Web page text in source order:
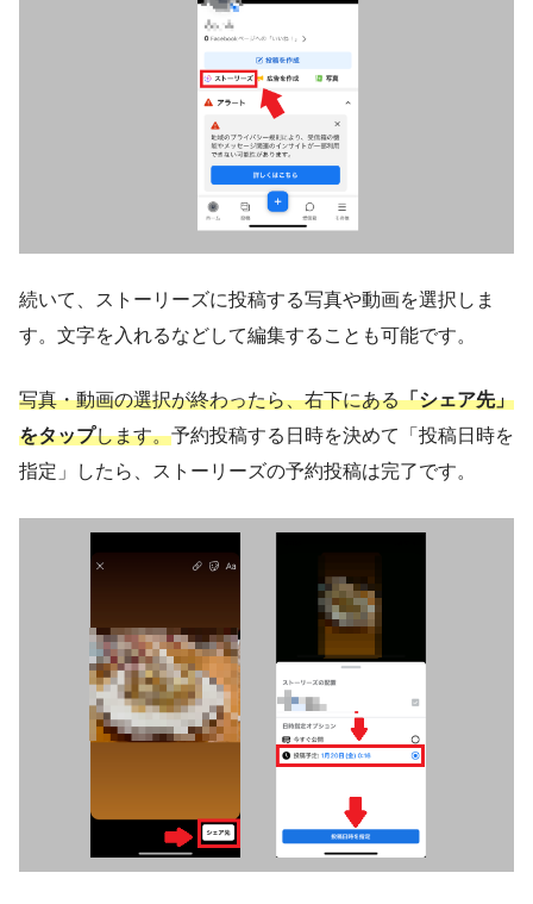
続いて、ストーリーズに投稿する写真や動画を選択しま
す。文字を入れるなどして編集することも可能です。
写真・動画の選択が終わったら、右下にある「シェア先」
をタップします。予約投稿する日時を決めて「投稿日時を
指定」したら、ストーリーズの予約投稿は完了です。